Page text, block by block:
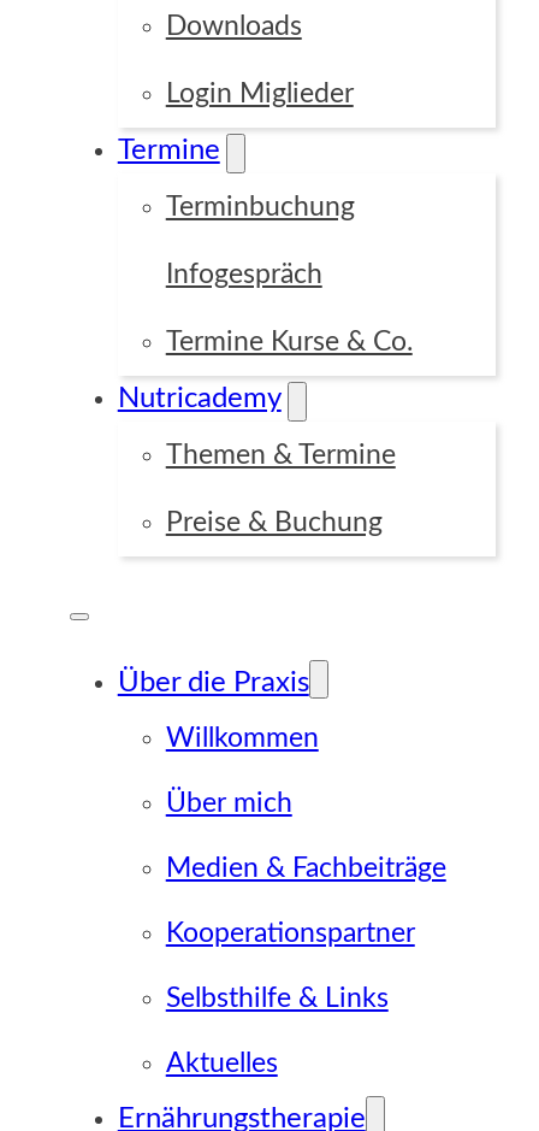
Downloads
Login Miglieder
Termine
Terminbuchung
Infogespräch
Termine Kurse & Co.
Nutricademy
Themen & Termine
Preise & Buchung
Über die Praxis
Willkommen
Über mich
Medien & Fachbeiträge
Kooperationspartner
Selbsthilfe & Links
Aktuelles
Ernährungstherapie